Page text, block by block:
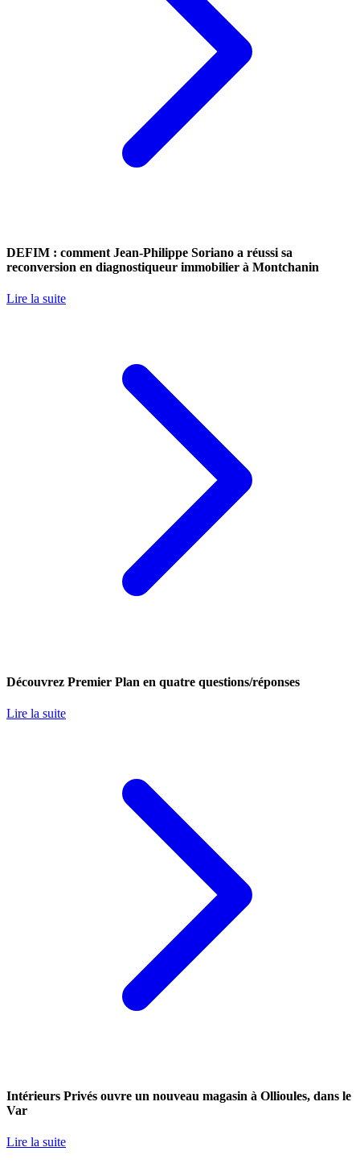
DEFIM : comment Jean-Philippe Soriano a réussi sa
reconversion en diagnostiqueur immobilier à Montchanin
Lire la suite
Découvrez Premier Plan en quatre questions/réponses
Lire la suite
Intérieurs Privés ouvre un nouveau magasin à Ollioules, dans le
Var
Lire la suite